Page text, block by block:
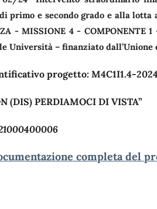
primo e secondo grado e alla lotta
- MISSIONE 4 -
Università – finanziato dall’Unione
progetto: M4C1I1.4-
(DIS) PERDIAMOCI DI VISTA”
completa del